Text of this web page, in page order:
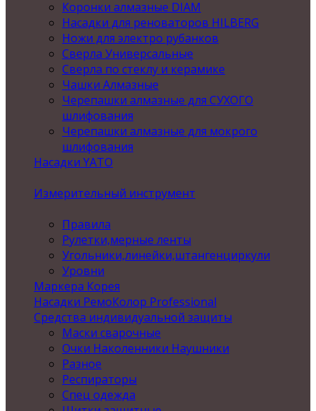
Коронки алмазные DIAM
Насадки для реноваторов HILBERG
Ножи для электро рубанков
Сверла Универсальные
Сверла по стеклу и керамике
Чашки Алмазные
Черепашки алмазные для СУХОГО
шлифования
Черепашки алмазные для мокрого
шлифования
Насадки YATO
Измерительный инструмент
Правила
Рулетки,мерные ленты
Угольники,линейки,штангенциркули
Уровни
Маркера Корея
Насадки РемоКолор Professional
Средства индивидуальной защиты
Маски сварочные
Очки Наколенники Наушники
Разное
Респираторы
Спец одежда